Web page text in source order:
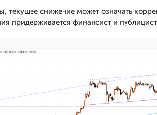
текущее снижение может означать
придерживается финансист и